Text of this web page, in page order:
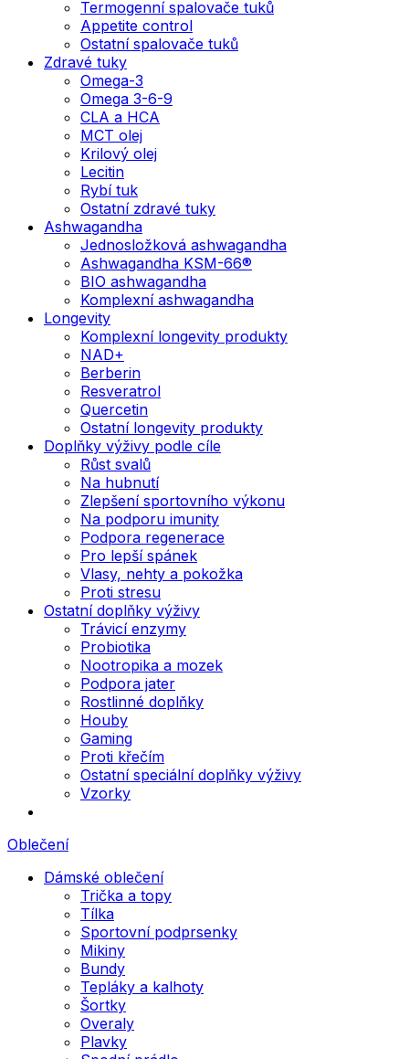
Termogenní spalovače tuků
Appetite control
Ostatní spalovače tuků
Zdravé tuky
Omega-3
Omega 3-6-9
CLA a HCA
MCT olej
Krilový olej
Lecitin
Rybí tuk
Ostatní zdravé tuky
Ashwagandha
Jednosložková ashwagandha
Ashwagandha KSM-66®
BIO ashwagandha
Komplexní ashwagandha
Longevity
Komplexní longevity produkty
NAD+
Berberin
Resveratrol
Quercetin
Ostatní longevity produkty
Doplňky výživy podle cíle
Růst svalů
Na hubnutí
Zlepšení sportovního výkonu
Na podporu imunity
Podpora regenerace
Pro lepší spánek
Vlasy, nehty a pokožka
Proti stresu
Ostatní doplňky výživy
Trávicí enzymy
Probiotika
Nootropika a mozek
Podpora jater
Rostlinné doplňky
Houby
Gaming
Proti křečím
Ostatní speciální doplňky výživy
Vzorky
Oblečení
Dámské oblečení
Trička a topy
Tílka
Sportovní podprsenky
Mikiny
Bundy
Tepláky a kalhoty
Šortky
Overaly
Plavky